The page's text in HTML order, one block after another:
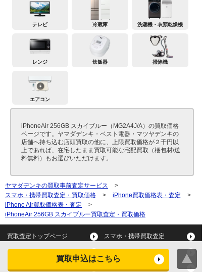
買取申込はこちら
テレビ 冷蔵庫 洗濯機・衣類乾燥機
レンジ 炊飯器 掃除機
エアコン
iPhoneAir 256GB スカイブルー（MG2A4J/A）の買取価格
ページです。ヤマダデンキ・ベスト電器・マツヤデンキの
店舗へ持ち込む店頭買取の他に、上限買取価格が２千円以
上であれば、在宅したまま買取可能な宅配買取（梱包材/送
料無料）もお選びいただけます。
ヤマダデンキの買取事前査定サービス
>
スマホ・携帯買取査定・買取価格
> iPhone買取価格表・査定
>
iPhone Air買取価格表・査定
>
iPhoneAir 256GB スカイブルー買取査定・買取価格
買取査定トップページ スマホ・携帯買取査定
タブレット買取査定
スマートウォッチ買取査定